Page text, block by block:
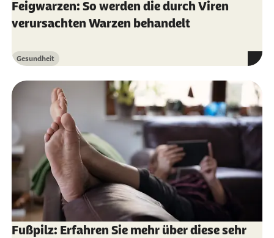
Pschyrembel online (Abruf vom 03.06.2022):
Clavus
Schuh, A., Hönle, W. (2007) (Abruf vom
vereisen? doi: 10.1007/BF03371456.
Wörterbuch medizinischer Fachbegriffe
(DUDEN, 2021)(Abruf vom 11.07.2022)
Feigwarzen: So werden die durch Viren
verursachten Warzen behandelt
Kategorie
Gesundheit
Fußpilz: Erfahren Sie mehr über diese sehr